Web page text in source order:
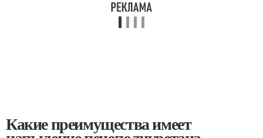
Какие преимущества имеет